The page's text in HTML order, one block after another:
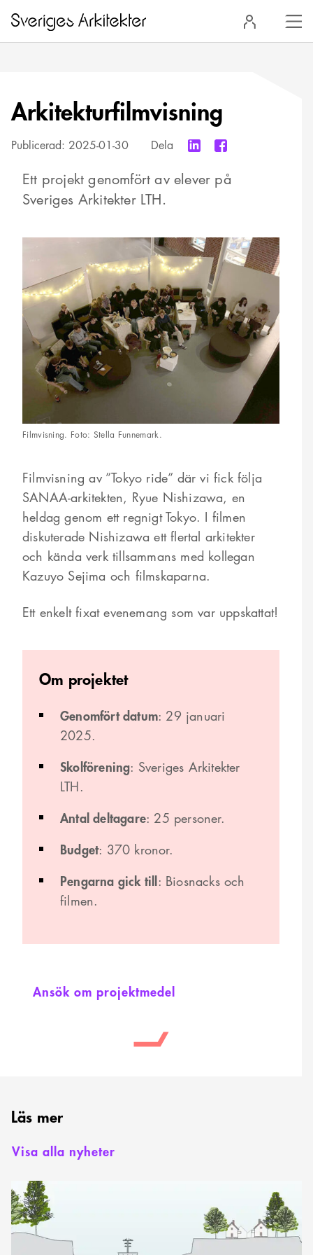
in
Arkitekturfilmvisning
Publicerad: 2025-01-30 Dela
Ett projekt genomfört av elever på
Sveriges Arkitekter LTH.
Filmvisning. Foto: Stella Funnemark.
Filmvisning av ”Tokyo ride” där vi fick följa
SANAA-arkitekten, Ryue Nishizawa, en
heldag genom ett regnigt Tokyo. I filmen
diskuterade Nishizawa ett flertal arkitekter
och kända verk tillsammans med kollegan
Kazuyo Sejima och filmskaparna.
Ett enkelt fixat evenemang som var uppskattat!
Om projektet
Genomfört datum: 29 januari
2025.
Skolförening: Sveriges Arkitekter
LTH.
Antal deltagare: 25 personer.
Budget: 370 kronor.
Pengarna gick till: Biosnacks och
filmen.
Ansök om projektmedel
Läs mer
Visa alla nyheter
Nu
börjar
studenttävlingen
Lyft
slussarna!